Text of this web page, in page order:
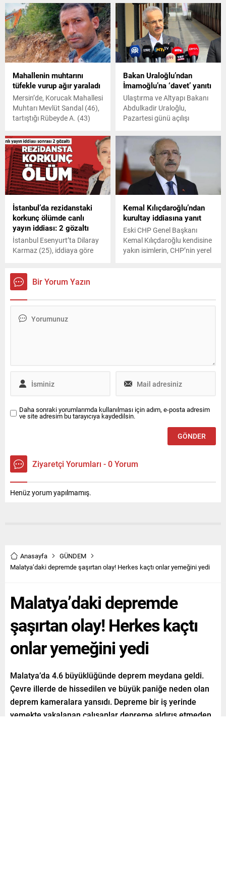
kaybeden Yılmaz Çakar'ın
dün akşam oynanan derbi
maçı izlemek için evden
çıkması nedeniyle toprak
altında kalmaktan
kurtulduğu ortaya çıktı.
Mahallenin muhtarını
tüfekle vurup ağır yaraladı
Mersin’de, Korucak Mahallesi
Muhtarı Mevlüt Sandal (46),
tartıştığı Rübeyde A. (43)
yaraladı. Şüpheli Rübeyde A.
ise gözaltına alındı.
Bakan Uraloğlu’ndan
İmamoğlu’na ‘davet’ yanıtı
Ulaştırma ve Altyapı Bakanı
Abdulkadir Uraloğlu,
Pazartesi günü açılışı
Kazlıçeşme Raylı Sistem ve
Yaya Odaklı Yeni Nesil
Ulaşım Projesi'ni Yedikule
İstasyonu'nda tanıttı.
Uraloğlu basın
mensuplarının İmamoğlu
da yanıt verdi.
İstanbul’da rezidanstaki
korkunç ölümde canlı
yayın iddiası: 2 gözaltı
İstanbul Esenyurt’ta Dilaray
Karmaz (25), iddiaya göre
kaybederken, olayla ilgili
detaylar da ortaya çıktı.
Kemal Kılıçdaroğlu’ndan
kurultay iddiasına yanıt
Eski CHP Genel Başkanı
Kemal Kılıçdaroğlu kendisine
yakın isimlerin, CHP’nin yerel
iddialar için ‘asparagas’ dedi.
Bir Yorum Yazın
Daha sonraki yorumlarımda kullanılması için adım, e-posta adresim
ve site adresim bu tarayıcıya kaydedilsin.
Ziyaretçi Yorumları - 0 Yorum
Henüz yorum yapılmamış.
Anasayfa
GÜNDEM
Malatya’daki depremde şaşırtan olay! Herkes kaçtı onlar yemeğini yedi
Malatya’daki depremde
şaşırtan olay! Herkes kaçtı
onlar yemeğini yedi
Malatya’da 4.6 büyüklüğünde deprem meydana geldi.
Çevre illerde de hissedilen ve büyük paniğe neden olan
deprem kameralara yansıdı. Depreme bir iş yerinde
yemekte yakalanan çalışanlar depreme aldırış etmeden